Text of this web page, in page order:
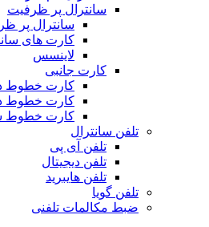
سانترال پر ظرفیت
سانترال پر
کارت های
لاینسس
کارت جانبی
کارت خطوط
کارت خطوط
کارت خطوط
تلفن سانترال
تلفن آی پی
تلفن دیجیتال
تلفن هایبرید
تلفن گویا
ضبط مکالمات تلفنی